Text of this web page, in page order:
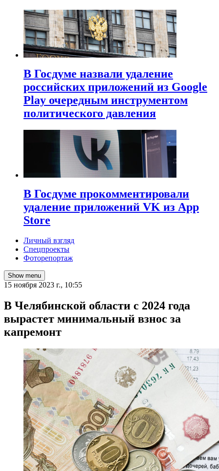
В Госдуме назвали удаление
российских приложений из Google
Play очередным инструментом
политического давления
В Госдуме прокомментировали
удаление приложений VK из App
Store
Личный взгляд
Спецпроекты
Фоторепортаж
Show menu
15 ноября 2023 г., 10:55
В Челябинской области с 2024 года
вырастет минимальный взнос за
капремонт